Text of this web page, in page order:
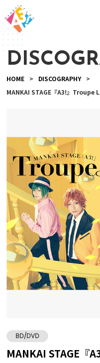
HOME > DISCOGRAPHY
>
MANKAI STAGE『A3!』Troupe
BD/DVD
MANKAI STAGE『